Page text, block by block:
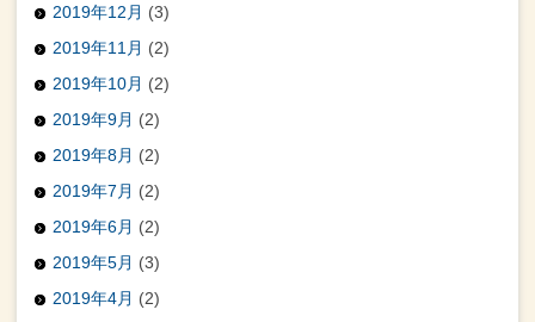
2019年12月 (3)
2019年11月 (2)
2019年10月 (2)
2019年9月 (2)
2019年8月 (2)
2019年7月 (2)
2019年6月 (2)
2019年5月 (3)
2019年4月 (2)